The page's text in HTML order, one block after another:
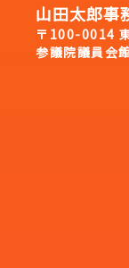
山田太郎事
〒100-0014
参議院議員会